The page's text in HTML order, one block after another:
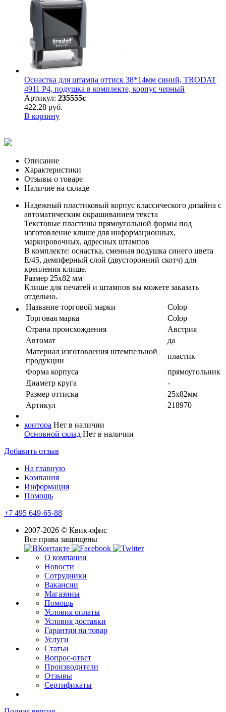
Оснастка для штампа оттиск 38*14мм синий, TRODAT
4911 P4, подушка в комплекте, корпус черный
Артикул: 235555с
422,28 руб.
В корзину
Описание
Характеристики
Отзывы о товаре
Наличие на складе
Надежный пластиковый корпус классического дизайна с
автоматическим окрашиванием текста
Текстовые пластины прямоугольной формы под
изготовление клише для информационных,
маркировочных, адресных штампов
В комплекте: оснастка, сменная подушка синего цвета
E/45, демпферный слой (двусторонний скотч) для
крепления клише.
Размер 25х82 мм
Клише для печатей и штампов вы можете заказать
отдельно.
Название торговой марки
Colop
Торговая марка
Colop
Страна происхождения
Австрия
Автомат
да
Материал изготовления штемпельной
продукции
пластик
Форма корпуса
прямоугольник
Диаметр круга
-
Размер оттиска
25х82мм
Артикул
218970
контора Нет в наличии
Основной склад Нет в наличии
Добавить отзыв
На главную
Компания
Информация
Помощь
+7 495 649-65-88
2007-2026 © Квик-офис
Все права защищены
О компании
Новости
Сотрудники
Вакансии
Магазины
Помощь
Условия оплаты
Условия доставки
Гарантия на товар
Услуги
Статьи
Вопрос-ответ
Производители
Отзывы
Сертификаты